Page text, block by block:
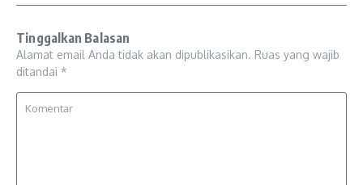
Tinggalkan Balasan
Alamat email Anda tidak akan dipublikasikan. Ruas yang wajib
ditandai *